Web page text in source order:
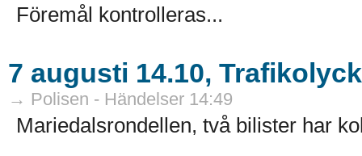
Föremål kontrolleras...
7 augusti 14.10,
→ Polisen - Händelser 14:49
Mariedalsrondellen, två bilister har